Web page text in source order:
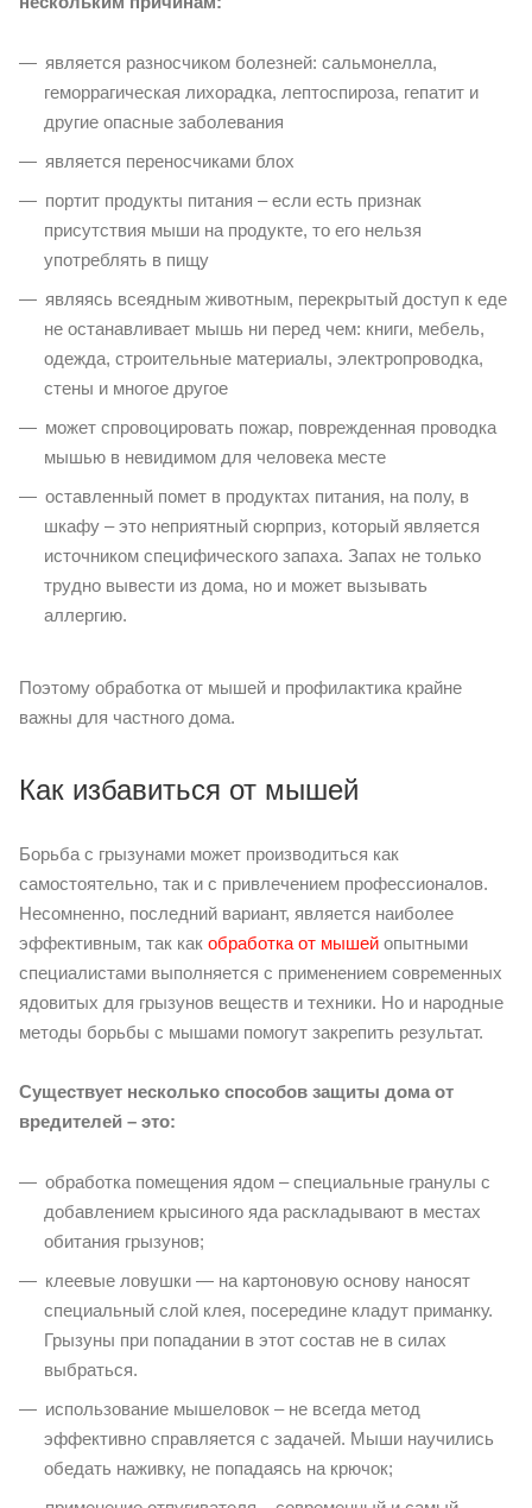
является разносчиком болезней: сальмонелла,
геморрагическая лихорадка, лептоспироза, гепатит и
другие опасные заболевания
является переносчиками блох
портит продукты питания – если есть признак
присутствия мыши на продукте, то его нельзя
употреблять в пищу
являясь всеядным животным, перекрытый доступ к еде
не останавливает мышь ни перед чем: книги, мебель,
одежда, строительные материалы, электропроводка,
стены и многое другое
может спровоцировать пожар, поврежденная проводка
мышью в невидимом для человека месте
оставленный помет в продуктах питания, на полу, в
шкафу – это неприятный сюрприз, который является
источником специфического запаха. Запах не только
трудно вывести из дома, но и может вызывать
аллергию.
Поэтому обработка от мышей и профилактика крайне
важны для частного дома.
Как избавиться от мышей
Борьба с грызунами может производиться как
самостоятельно, так и с привлечением профессионалов.
Несомненно, последний вариант, является наиболее
эффективным, так как обработка от мышей опытными
специалистами выполняется с применением современных
ядовитых для грызунов веществ и техники. Но и народные
методы борьбы с мышами помогут закрепить результат.
Существует несколько способов защиты дома от
вредителей – это:
обработка помещения ядом – специальные гранулы с
добавлением крысиного яда раскладывают в местах
обитания грызунов;
клеевые ловушки — на картоновую основу наносят
специальный слой клея, посередине кладут приманку.
Грызуны при попадании в этот состав не в силах
выбраться.
использование мышеловок – не всегда метод
эффективно справляется с задачей. Мыши научились
обедать наживку, не попадаясь на крючок;